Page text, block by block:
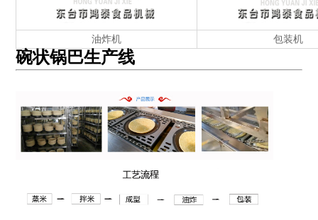
油炸机 包装机
碗状锅巴生产线